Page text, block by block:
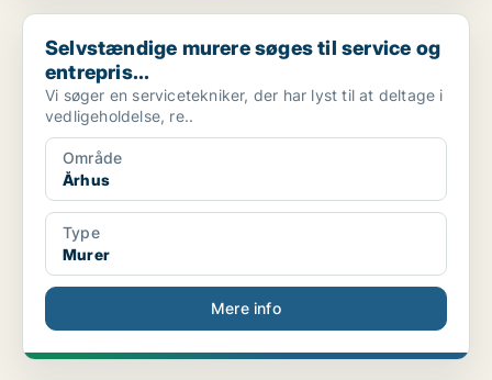
Selvstændige murere søges til service og entrepris...
Selvstændige murere søges til service og
entrepris...
Vi søger en servicetekniker, der har lyst til at deltage i
vedligeholdelse, re..
Område
Århus
Type
Murer
Mere info